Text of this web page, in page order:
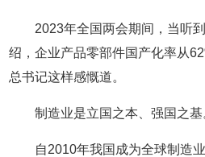
2023年全国两会期间，当听
绍，企业产品零部件国产化率从
总书记这样感慨道。
制造业是立国之本、强国之基
自2010年我国成为全球制造